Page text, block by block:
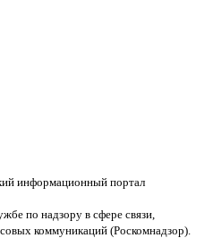
информационный портал
по надзору в сфере связи,
коммуникаций (Роскомнадзор).